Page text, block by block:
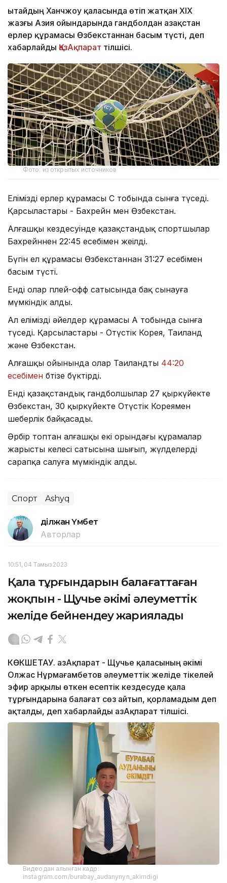
Қытайдың Ханчжоу қаласында өтіп жатқан XIX
жазғы Азия ойындарында гандболдан Қазақстан
ерлер құрамасы Өзбекстаннан басым түсті, деп
хабарлайды ҚазАқпарат тілшісі.
Фото: из открытых источников
Еліміздің ерлер құрамасы С тобында сынға түседі.
Қарсыластары - Бахрейн мен Өзбекстан.
Алғашқы кездесуінде қазақстандық спортшылар
Бахрейннен 22:45 есебімен жеңілді.
Бүгін ел құрамасы Өзбекстаннан 31:27 есебімен
басым түсті.
Енді олар плей-офф сатысында бақ сынауға
мүмкіндік алды.
Ал еліміздің әйелдер құрамасы А тобында сынға
түседі. Қарсыластары - Оңтүстік Корея, Таиланд
және Өзбекстан.
Алғашқы ойынында олар Таиландты 44:20
есебімен бтізе бүктірді.
Енді қазақстандық гандболшылар 27 қыркүйекте
Өзбекстан, 30 қыркүйекте Оңтүстік Кореямен
шеберлік байқасады.
Әрбір топтан алғашқы екі орындағы құрамалар
жарыстың келесі сатысына шығып, жүлделерді
сарапқа салуға мүмкіндік алды.
Спорт Ashyq
Әділжан Үмбет
Авторлар
10:51, 04 Тамыз 2023
Қала тұрғындарын балағаттаған
жоқпын - Щучье әкімі әлеуметтік
желіде бейнеүндеу жариялады
КӨКШЕТАУ. ҚазАқпарат - Щучье қаласының әкімі
Олжас Нұрмағамбетов әлеуметтік желіде тікелей
эфир арқылы өткен есептік кездесуде қала
тұрғындарына балағат сөз айтып, қорламадым деп
ақталды, деп хабарлайды ҚазАқпарат тілшісі.
Видеодан алынған кадр:
instagram.com/burabay_audanynyn_akimdigi